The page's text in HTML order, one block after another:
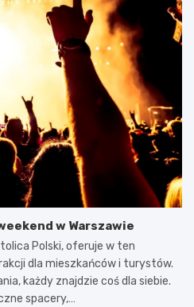
w Warszawie
Polski, oferuje w ten
dla mieszkańców i turystów.
każdy znajdzie coś dla siebie.
spacery,…